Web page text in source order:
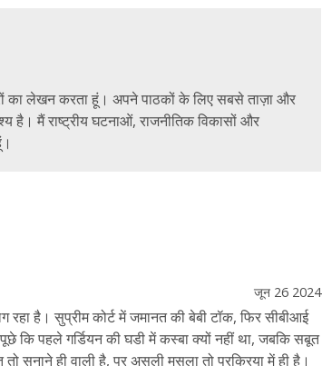
का लेखन करता हूं। अपने पाठकों के लिए सबसे ताज़ा और
है। मैं राष्ट्रीय घटनाओं, राजनीतिक विकासों और
जून 26 2024
है। सुप्रीम कोर्ट में जमानत की बेबी टॉक, फिर सीबीआई
कि पहले गर्डियन की घडी में कस्बा क्यों नहीं था, जबकि सबूत
सुनाने ही वाली है, पर असली मसला तो प्रक्रिया में ही है।